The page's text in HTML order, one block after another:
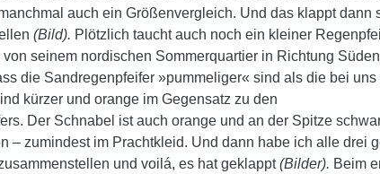
auch ein Größenvergleich. Und das klappt dann
(Bild). Plötzlich taucht auch noch ein kleiner
von seinem nordischen Sommerquartier in Richtung Süden
die Sandregenpfeifer »pummeliger« sind als die bei uns
kürzer und orange im Gegensatz zu den
Der Schnabel ist auch orange und an der Spitze
– zumindest im Prachtkleid. Und dann habe ich alle drei
und voilá, es hat geklappt(Bilder). Beim